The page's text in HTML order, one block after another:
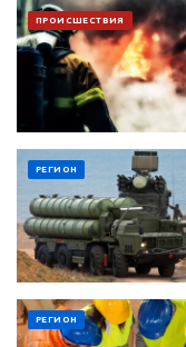
ПРОИСШЕСТВИЯ
РЕГИОН
РЕГИОН